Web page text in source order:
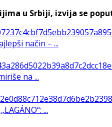
u Srbiji, izvija se
način – ...
na ...
...